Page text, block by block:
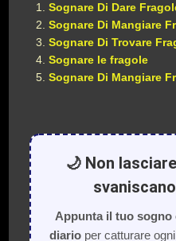
Sognare Di Dare
Sognare Di Mangiare
Sognare Di Trovare
Sognare le fragole
Sognare Di Mangiare
🌙 Non
Appunta il tuo
diarioper catturare